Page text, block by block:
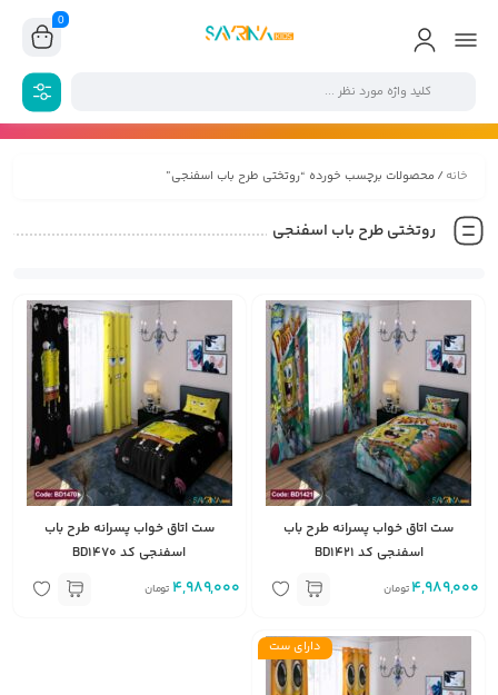
0
خانه/ محصولات برچسب خورده “روتختی طرح باب اسفنجی”
روتختی طرح باب اسفنجی
ست اتاق خواب پسرانه طرح باب
اسفنجی کد BD1421
4,989,000 تومان
ست اتاق خواب پسرانه طرح باب
اسفنجی کد BD1470
4,989,000 تومان
دارای ست